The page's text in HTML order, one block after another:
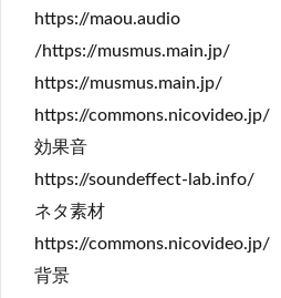
https://maou.audio
/https://musmus.main.jp/
https://musmus.main.jp/
https://commons.nicovideo.jp/
効果音
https://soundeffect-lab.info/
ネタ素材
https://commons.nicovideo.jp/
背景